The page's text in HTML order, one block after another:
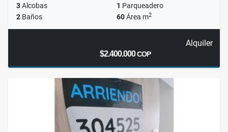
3Alcobas 1 Parqueadero
2 Baños 60Área m2
Alquiler
$2.400.000COP